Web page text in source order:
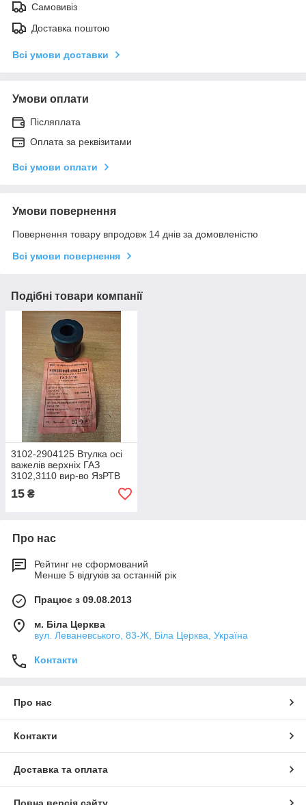
Самовивіз
Доставка поштою
Всі умови доставки
Умови оплати
Післяплата
Оплата за реквізитами
Всі умови оплати
Умови повернення
Повернення товару впродовж 14 днів за домовленістю
Всі умови повернення
Подібні товари компанії
3102-2904125 Втулка осі
важелів верхніх ГАЗ
3102,3110 вир-во ЯзРТВ
15 ₴
Про нас
Рейтинг не сформований
Менше 5 відгуків за останній рік
Працює з 09.08.2013
м. Біла Церква
вул. Леваневського, 83-Ж, Біла Церква, Україна
Контакти
Про нас
Контакти
Доставка та оплата